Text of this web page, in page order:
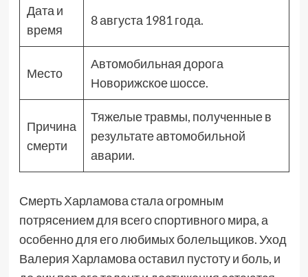
Дата и
время
8 августа 1981 года.
Место
Автомобильная дорога
Новорижское шоссе.
Причина
смерти
Тяжелые травмы, полученные в
результате автомобильной
аварии.
Смерть Харламова стала огромным
потрясением для всего спортивного мира, а
особенно для его любимых болельщиков. Уход
Валерия Харламова оставил пустоту и боль, и